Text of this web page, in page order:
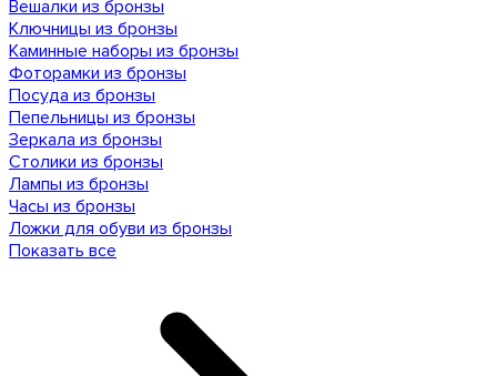
Вешалки из бронзы
Ключницы из бронзы
Каминные наборы из бронзы
Фоторамки из бронзы
Посуда из бронзы
Пепельницы из бронзы
Зеркала из бронзы
Столики из бронзы
Лампы из бронзы
Часы из бронзы
Ложки для обуви из бронзы
Показать все